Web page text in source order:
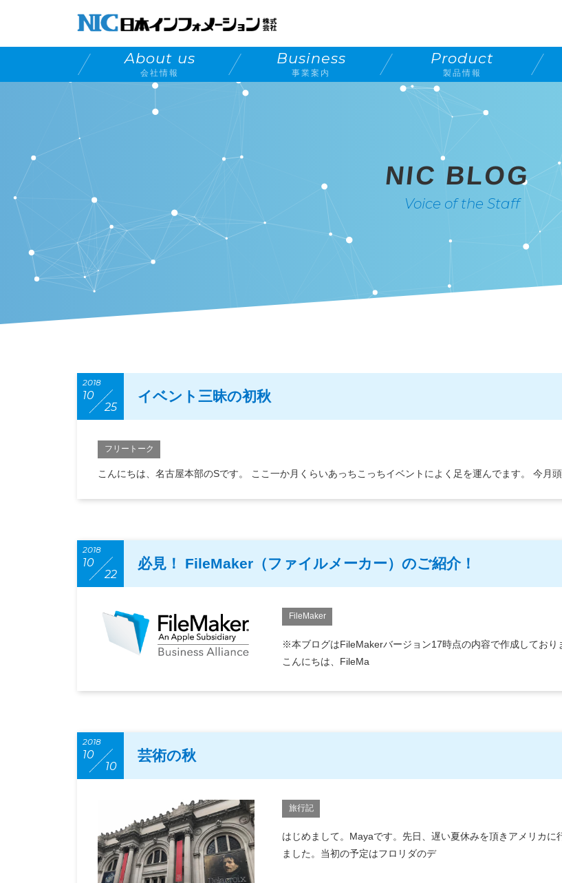
About us
会社情報
Business
事業案内
Product
製品情報
NIC BLOG
Voice of the Staff
2018
10
25
イベント三昧の初秋
フリートーク
こんにちは、名古屋本部のSです。 ここ一か月くらいあっちこっちイベントによく足を運んでます。 今月頭
2018
10
22
必見！ FileMaker（ファイルメーカー）のご紹介！
FileMaker
※本ブログはFileMakerバージョン17時点の内容で作成しており
こんにちは、FileMa
2018
10
10
芸術の秋
旅行記
はじめまして。Mayaです。先日、遅い夏休みを頂きアメリカに
ました。当初の予定はフロリダのデ